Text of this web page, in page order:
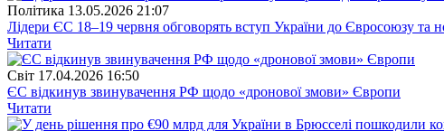
Полiтика 13.05.2026 21:07
Лідери ЄС 18–19 червня обговорять вступ України до Євросоюзу та
Читати
Свiт 17.04.2026 16:50
ЄС відкинув звинувачення РФ щодо «дронової змови» Європи
Читати